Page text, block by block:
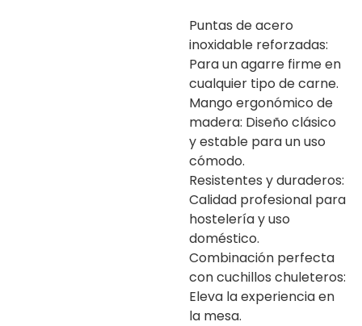
Puntas de acero
inoxidable reforzadas:
Para un agarre firme en
cualquier tipo de carne.
Mango ergonómico de
madera: Diseño clásico
y estable para un uso
cómodo.
Resistentes y duraderos:
Calidad profesional para
hostelería y uso
doméstico.
Combinación perfecta
con cuchillos chuleteros:
Eleva la experiencia en
la mesa.